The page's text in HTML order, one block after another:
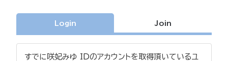
Login Join
すでに咲妃みゆ IDのアカウントを取得頂いているユ